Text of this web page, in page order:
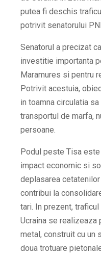
putea fi deschis
potrivit senatorului
Senatorul a precizat
investitie importanta
Maramures si pentru
Potrivit acestuia,
in toamna circulatia
transportul de marfa,
persoane.
Podul peste Tisa
impact economic si
deplasarea
contribui la
tari. In prezent,
Ucraina se realizeaza
metal, construit cu un
doua trotuare